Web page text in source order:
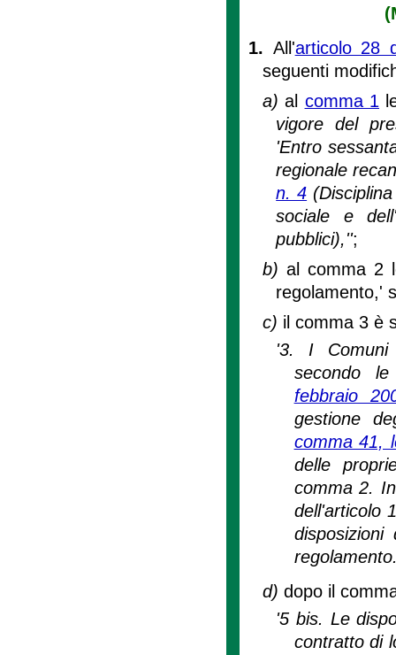
1. All'articolo 28
seguenti
a)al comma 1
vigore del
'Entro
regionale
n. 4
sociale e
pubblici),'';
b) al comma 2
regolamento,'
c) il comma 3 è
'3. I Comuni
secondo
febbraio
gestione
comma 41,
delle
comma 2.
dell'articolo
d) dopo il
'5 bis. Le
contratto di